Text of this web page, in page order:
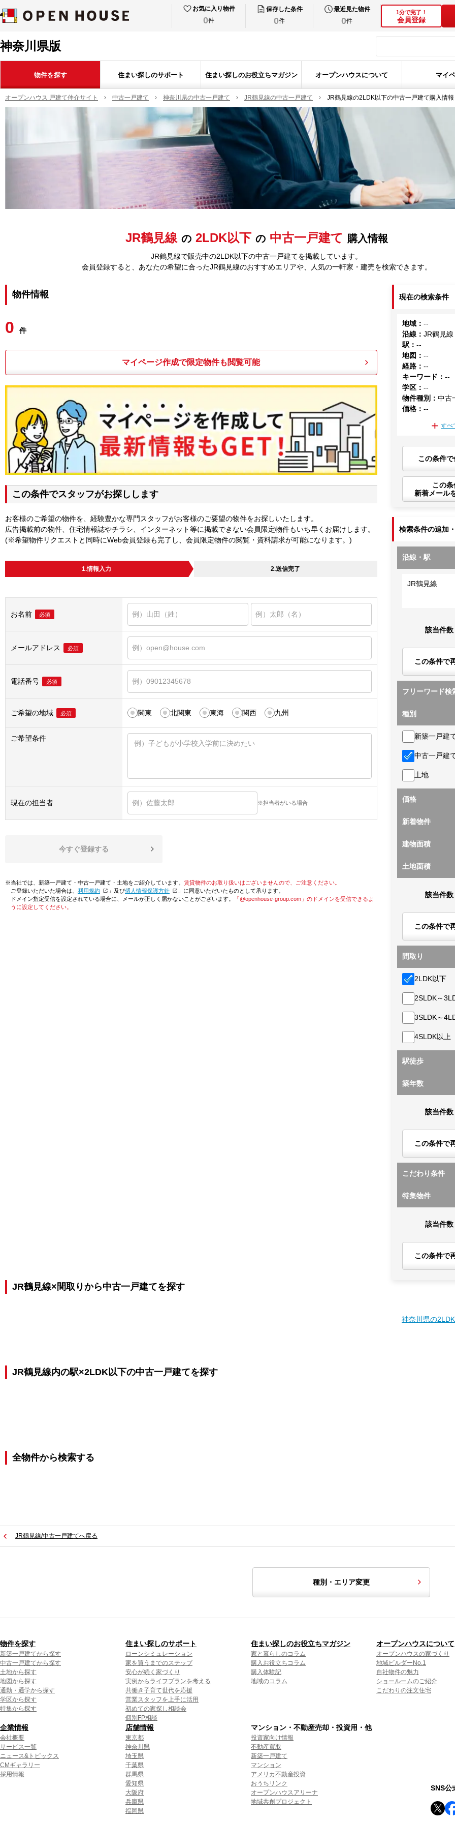
お気に入り物件
0件
保存した条件
0件
最近見た物件
0件
1分で完了！
会員登録
神奈川県版
物件を探す 住まい探しのサポート 住まい探しのお役立ちマガジン オープンハウスについて マイ
オープンハウス 戸建て仲介サイト 中古一戸建て 神奈川県の中古一戸建て JR鶴見線の中古一戸建て JR鶴見線の2LDK以下の中古一戸建て購入情報
JR鶴見線 の 2LDK以下 の 中古一戸建て 購入情報
JR鶴見線で販売中の2LDK以下の中古一戸建てを掲載しています。
会員登録すると、あなたの希望に合ったJR鶴見線のおすすめエリアや、人気の一軒家・建売を検索できます。
物件情報
0 件
マイページ作成で限定物件も閲覧可能
この条件でスタッフがお探しします
お客様のご希望の物件を、経験豊かな専門スタッフがお客様のご要望の物件をお探しいたします。
広告掲載前の物件、住宅情報誌やチラシ、インターネット等に掲載できない会員限定物件もいち早くお届けします。
(※希望物件リクエストと同時にWeb会員登録も完了し、会員限定物件の閲覧・資料請求が可能になります。)
1.情報入力 2.送信完了
お名前 必須
メールアドレス 必須
電話番号 必須
ご希望の地域 必須 関東 北関東 東海 関西 九州
ご希望条件
現在の担当者 ※担当者がいる場合
今すぐ登録する
※当社では、新築一戸建て・中古一戸建て・土地をご紹介しています。 賃貸物件のお取り扱いはございませんので、ご注意ください。
ご登録いただいた場合は、「利用規約 」及び「個人情報保護方針
」に同意いただいたものとして承ります。
ドメイン指定受信を設定されている場合に、メールが正しく届かないことがございます。
「@openhouse-group.com」のドメインを受信できるよ
うに設定してください。
現在の検索条件
地域 ：--
沿線 ：JR鶴見線
駅 ：--
地図 ：--
経路 ：--
キーワード ：--
学区 ：--
物件種別 ：中古
価格 ：--
すべ
この条件
この
新着メール
検索条件の追加
沿線・駅
JR鶴見線
該当件数
この条件で
フリーワード検
種別
新築一戸建
中古一戸建
土地
価格
新着物件
建物面積
土地面積
該当件数
この条件で
間取り
2LDK以下
2SLDK～
3SLDK～
4SLDK以上
駅徒歩
築年数
該当件数
この条件で
こだわり条件
特集物件
該当件数
この条件で
JR鶴見線×間取りから中古一戸建てを探す
神奈川県の
JR鶴見線内の駅×2LDK以下の中古一戸建てを探す
全物件から検索する
JR鶴見線/中古一戸建てへ戻る
種別・エリア変更
物件を探す
新築一戸建てから探す
中古一戸建てから探す
土地から探す
地図から探す
通勤・通学から探す
学区から探す
特集から探す
住まい探しのサポート
ローンシミュレーション
家を買うまでのステップ
安心が続く家づくり
実例からライフプランを考える
共働き子育て世代を応援
営業スタッフを上手に活用
初めての家探し相談会
個別FP相談
住まい探しのお役立ちマガジン
家と暮らしのコラム
購入お役立ちコラム
購入体験記
地域のコラム
オープンハウスについて
オープンハウスの家づくり
地域ビルダーNo.1
自社物件の魅力
ショールームのご紹介
こだわりの注文住宅
企業情報
会社概要
サービス一覧
ニュース&トピックス
CMギャラリー
採用情報
店舗情報
東京都
神奈川県
埼玉県
千葉県
群馬県
愛知県
大阪府
兵庫県
福岡県
マンション・不動産売却・投資用・他
投資家向け情報
不動産買取
新築一戸建て
マンション
アメリカ不動産投資
おうちリンク
オープンハウスアリーナ
地域共創プロジェクト
SNS公